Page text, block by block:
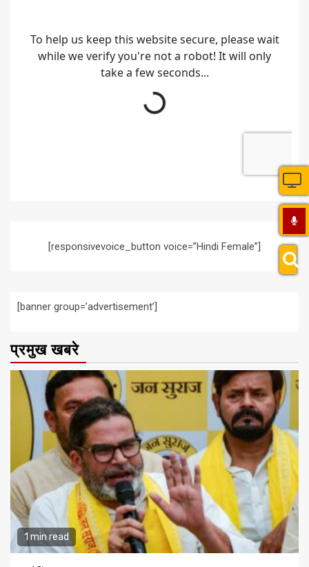
[responsivevoice_button voice=”Hindi Female”]
[banner group=’advertisement’]
प्रमुख खबरे
1 min read